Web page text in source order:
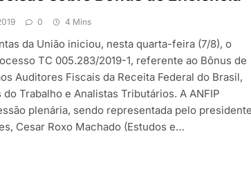
0 4 Mins
da União iniciou, nesta quarta-feira (7/8), o
TC 005.283/2019-1, referente ao Bônus de
Auditores Fiscais da Receita Federal do Brasil,
Trabalho e Analistas Tributários. A ANFIP
plenária, sendo representada pelo
Cesar Roxo Machado (Estudos e…